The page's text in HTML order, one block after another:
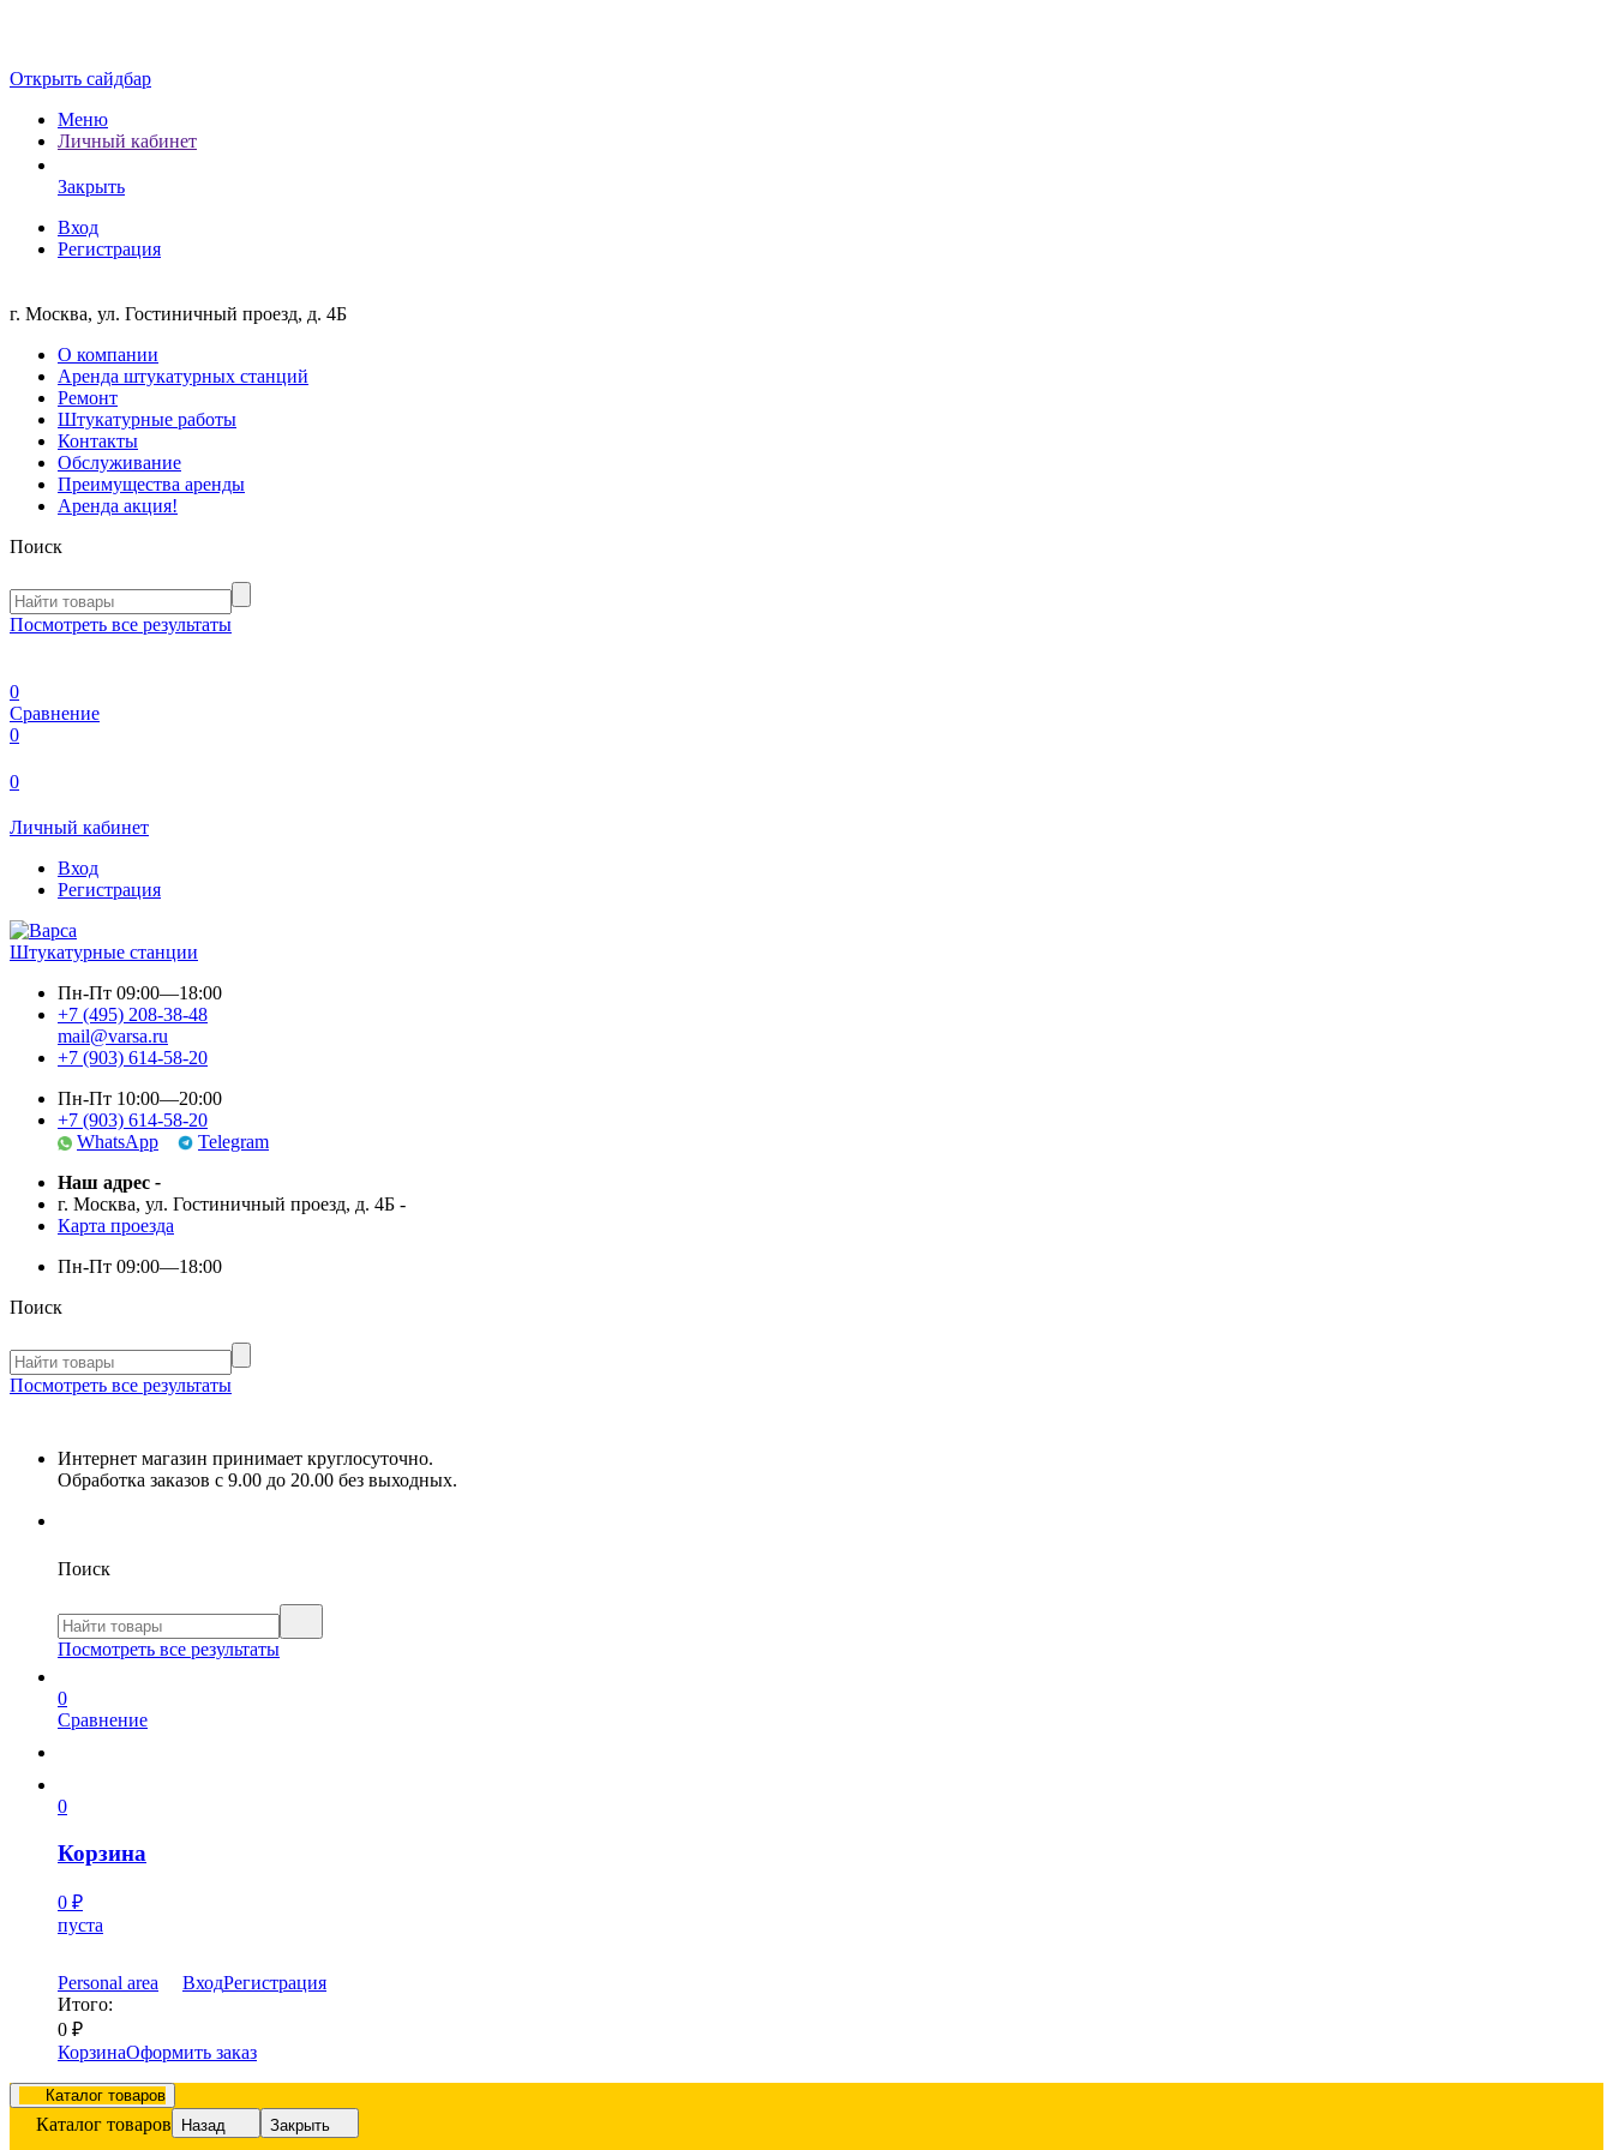
Открыть сайдбар
Меню
Личный кабинет
Закрыть
Вход
Регистрация
г. Москва, ул. Гостиничный проезд, д. 4Б
О компании
Аренда штукатурных станций
Ремонт
Штукатурные работы
Контакты
Обслуживание
Преимущества аренды
Аренда акция!
Поиск
Посмотреть все результаты
0
Сравнение
0
0
Личный кабинет
Вход
Регистрация
Штукатурные станции
Пн-Пт 09:00—18:00
+7 (495) 208-38-48
mail@varsa.ru
+7 (903) 614-58-20
Пн-Пт 10:00—20:00
+7 (903) 614-58-20
WhatsApp
Telegram
Наш адрес -
г. Москва, ул. Гостиничный проезд, д. 4Б -
Карта проезда
Пн-Пт 09:00—18:00
Поиск
Посмотреть все результаты
Интернет магазин принимает круглосуточно.
Обработка заказов с 9.00 до 20.00 без выходных.
Поиск
Посмотреть все результаты
0
Сравнение
0
Корзина
0 ₽
пуста
Personal area ВходРегистрация
Итого:
0 ₽
КорзинаОформить заказ
Каталог товаров
Каталог товаров Назад Закрыть